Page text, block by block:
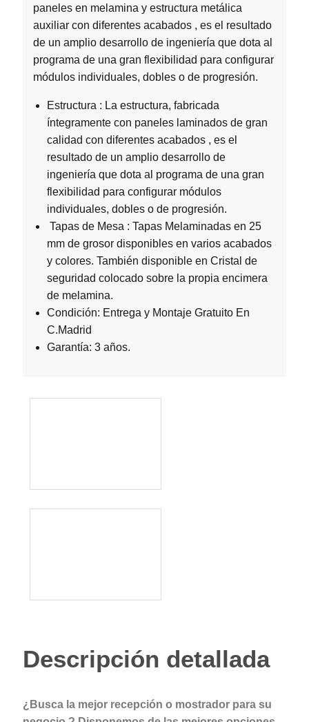
paneles en melamina y estructura metálica
auxiliar con diferentes acabados , es el resultado
de un amplio desarrollo de ingeniería que dota al
programa de una gran flexibilidad para configurar
módulos individuales, dobles o de progresión.
Estructura : La estructura, fabricada
íntegramente con paneles laminados de gran
calidad con diferentes acabados , es el
resultado de un amplio desarrollo de
ingeniería que dota al programa de una gran
flexibilidad para configurar módulos
individuales, dobles o de progresión.
Tapas de Mesa : Tapas Melaminadas en 25
mm de grosor disponibles en varios acabados
y colores. También disponible en Cristal de
seguridad colocado sobre la propia encimera
de melamina.
Condición: Entrega y Montaje Gratuito En
C.Madrid
Garantía: 3 años.
Descripción detallada
¿Busca la mejor recepción o mostrador para su